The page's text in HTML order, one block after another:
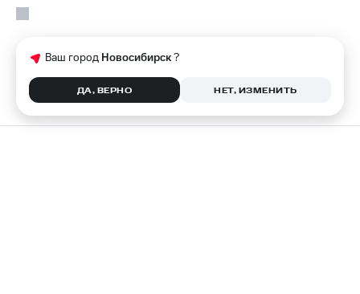
Ваш город Новосибирск?
ДА, ВЕРНО НЕТ, ИЗМЕНИТЬ